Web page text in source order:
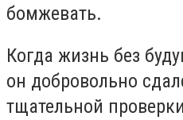
бомжевать.
Когда жизнь без
он добровольно
тщательной